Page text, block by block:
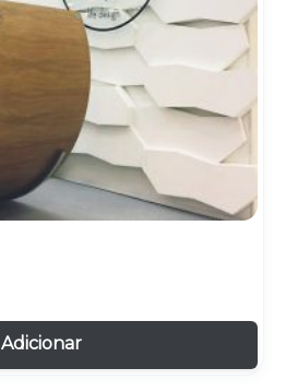
Adicionar